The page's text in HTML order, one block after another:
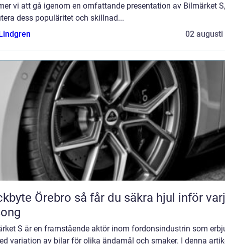
vi att gå igenom en omfattande presentation av Bilmärket S,
dess populäritet och skillnad...
02 augusti
så får du säkra hjul inför varje
S är en framstående aktör inom fordonsindustrin som
variation av bilar för olika ändamål och smaker. I denna